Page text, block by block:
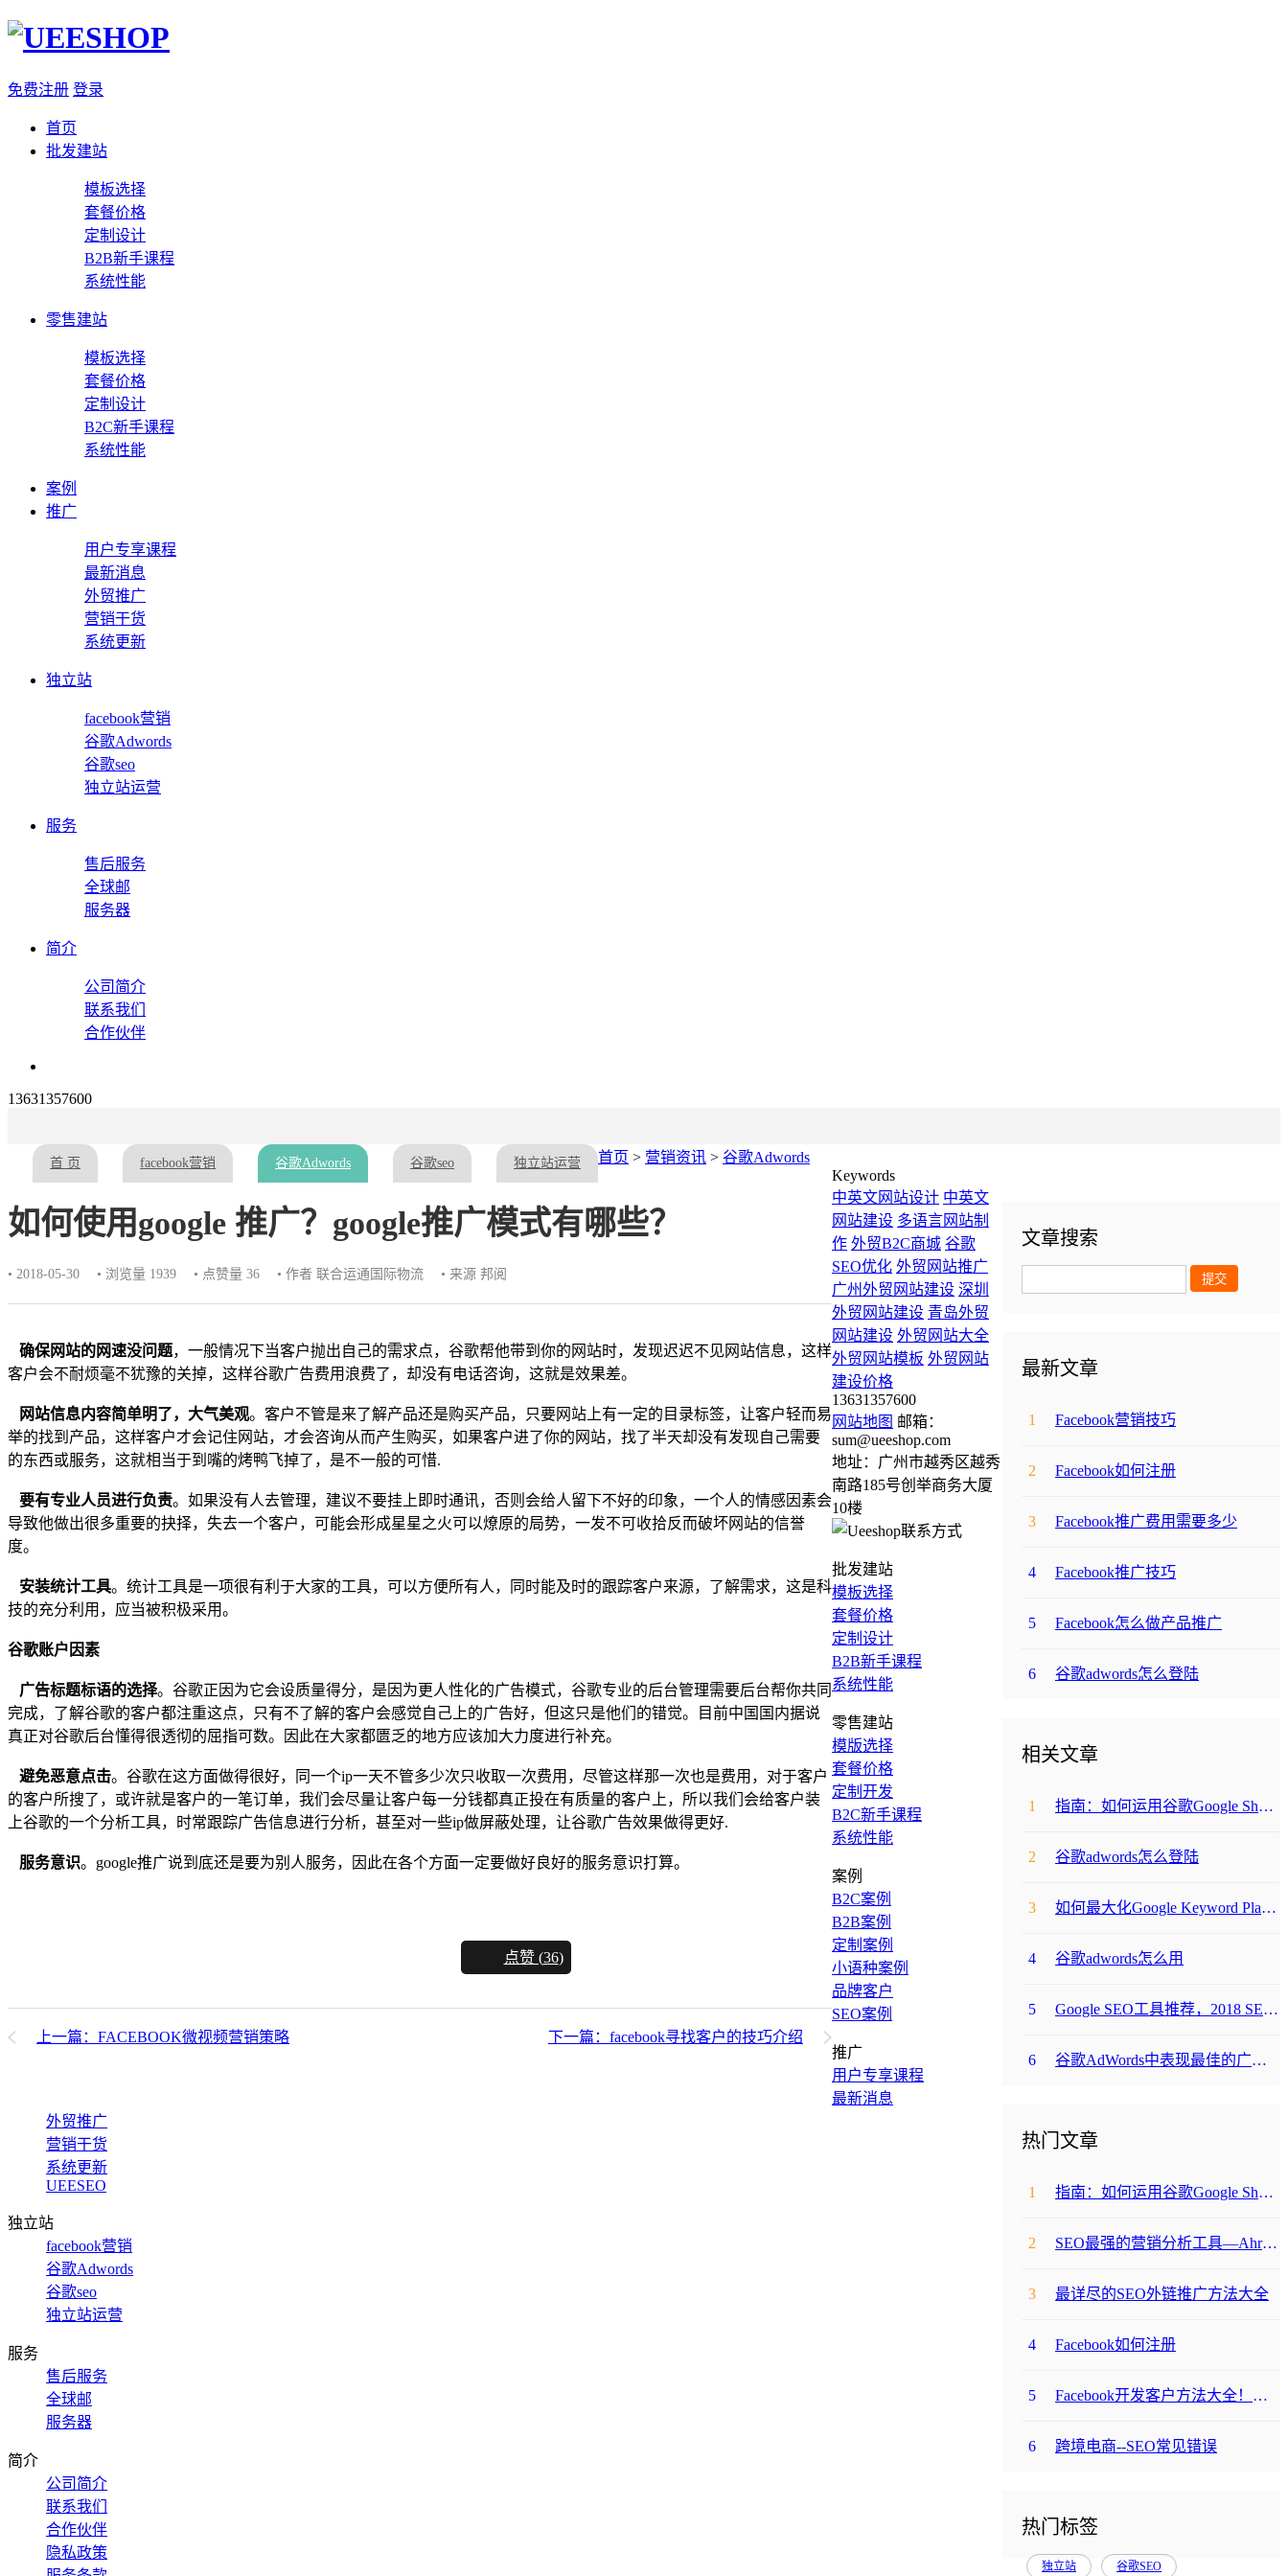
免费注册 登录
首页
批发建站
模板选择
套餐价格
定制设计
B2B新手课程
系统性能
零售建站
模板选择
套餐价格
定制设计
B2C新手课程
系统性能
案例
推广
用户专享课程
最新消息
外贸推广
营销干货
系统更新
独立站
facebook营销
谷歌Adwords
谷歌seo
独立站运营
服务
售后服务
全球邮
服务器
简介
公司简介
联系我们
合作伙伴
13631357600
首 页 facebook营销 谷歌Adwords 谷歌seo 独立站运营 首页 > 营销资讯 > 谷歌Adwords
如何使用google 推广？google推广模式有哪些？
• 2018-05-30 • 浏览量 1939 • 点赞量 36 • 作者 联合运通国际物流 • 来源 邦阅
确保网站的网速没问题，一般情况下当客户抛出自己的需求点，谷歌帮他带到你的网站时，发现迟迟不见网站信息，这样
客户会不耐烦毫不犹豫的关掉，这样谷歌广告费用浪费了，却没有电话咨询，这就是效果差。
网站信息内容简单明了，大气美观。客户不管是来了解产品还是购买产品，只要网站上有一定的目录标签，让客户轻而易
举的找到产品，这样客户才会记住网站，才会咨询从而产生购买，如果客户进了你的网站，找了半天却没有发现自己需要
的东西或服务，这就相当于到嘴的烤鸭飞掉了，是不一般的可惜.
要有专业人员进行负责。如果没有人去管理，建议不要挂上即时通讯，否则会给人留下不好的印象，一个人的情感因素会
导致他做出很多重要的抉择，失去一个客户，可能会形成星星之火可以燎原的局势，一发不可收拾反而破坏网站的信誉
度。
安装统计工具。统计工具是一项很有利于大家的工具，可以方便所有人，同时能及时的跟踪客户来源，了解需求，这是科
技的充分利用，应当被积极采用。
谷歌账户因素
广告标题标语的选择。谷歌正因为它会设质量得分，是因为更人性化的广告模式，谷歌专业的后台管理需要后台帮你共同
完成，了解谷歌的客户都注重这点，只有不了解的客户会感觉自己上的广告好，但这只是他们的错觉。目前中国国内据说
真正对谷歌后台懂得很透彻的屈指可数。因此在大家都匮乏的地方应该加大力度进行补充。
避免恶意点击。谷歌在这方面做得很好，同一个ip一天不管多少次只收取一次费用，尽管这样那一次也是费用，对于客户
的客户所搜了，或许就是客户的一笔订单，我们会尽量让客户每一分钱都真正投在有质量的客户上，所以我们会给客户装
上谷歌的一个分析工具，时常跟踪广告信息进行分析，甚至对一些ip做屏蔽处理，让谷歌广告效果做得更好.
服务意识。google推广说到底还是要为别人服务，因此在各个方面一定要做好良好的服务意识打算。
点赞 (36)
下一篇：facebook寻找客户的技巧介绍
上一篇：FACEBOOK微视频营销策略
文章搜索
最新文章
1 Facebook营销技巧
2 Facebook如何注册
3 Facebook推广费用需要多少
4 Facebook推广技巧
5 Facebook怎么做产品推广
6 谷歌adwords怎么登陆
相关文章
1 指南：如何运用谷歌Google Shopping和Product Listing Ads
2 谷歌adwords怎么登陆
3 如何最大化Google Keyword Planner的使用价值？
4 谷歌adwords怎么用
5 Google SEO工具推荐，2018 SEO新手必备工具
6 谷歌AdWords中表现最佳的广告，具备这9大因素！
热门文章
1 指南：如何运用谷歌Google Shopping和Product Listing Ads
2 SEO最强的营销分析工具—Ahrefs 详解
3 最详尽的SEO外链推广方法大全
4 Facebook如何注册
5 Facebook开发客户方法大全！（超实用）
6 跨境电商--SEO常见错误
热门标签
独立站 谷歌SEO
Keywords
中英文网站设计 中英文
网站建设 多语言网站制
作 外贸B2C商城 谷歌
SEO优化 外贸网站推广
广州外贸网站建设 深圳
外贸网站建设 青岛外贸
网站建设 外贸网站大全
外贸网站模板 外贸网站
建设价格
13631357600
网站地图 邮箱：
sum@ueeshop.com
地址：广州市越秀区越秀
南路185号创举商务大厦
10楼
批发建站
模板选择
套餐价格
定制设计
B2B新手课程
系统性能
零售建站
模版选择
套餐价格
定制开发
B2C新手课程
系统性能
案例
B2C案例
B2B案例
定制案例
小语种案例
品牌客户
SEO案例
推广
用户专享课程
最新消息
外贸推广
营销干货
系统更新
UEESEO
独立站
facebook营销
谷歌Adwords
谷歌seo
独立站运营
服务
售后服务
全球邮
服务器
简介
公司简介
联系我们
合作伙伴
隐私政策